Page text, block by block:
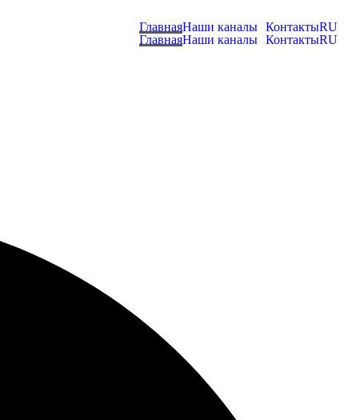
ГлавнаяНаши каналы КонтактыRU
ГлавнаяНаши каналы КонтактыRU